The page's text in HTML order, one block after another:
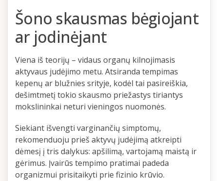
Šono skausmas bėgiojant
ar jodinėjant
Viena iš teorijų – vidaus organų kilnojimasis
aktyvaus judėjimo metu. Atsiranda tempimas
kepenų ar blužnies srityje, kodėl tai pasireiškia,
dešimtmetį tokio skausmo priežastys tiriantys
mokslininkai neturi vieningos nuomonės.
Siekiant išvengti varginančių simptomų,
rekomenduoju prieš aktyvų judėjimą atkreipti
dėmesį į tris dalykus: apšilimą, vartojamą maistą ir
gėrimus. Įvairūs tempimo pratimai padeda
organizmui prisitaikyti prie fizinio krūvio.